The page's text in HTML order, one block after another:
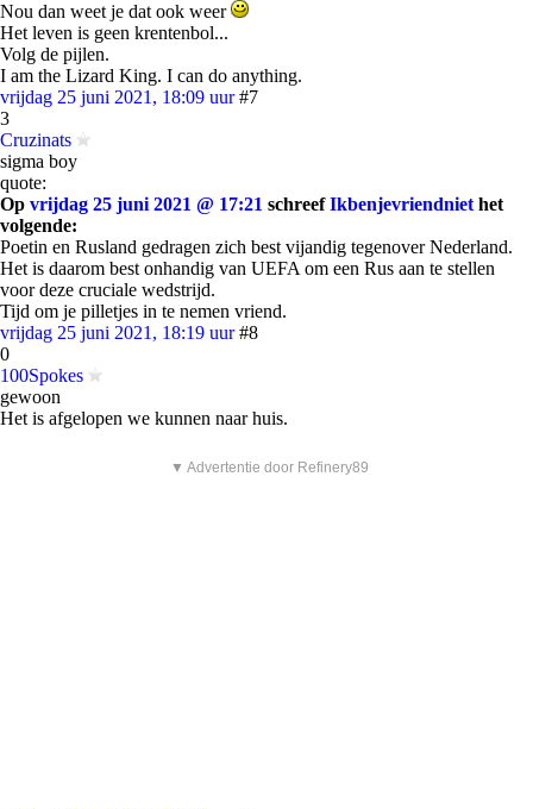
Nou dan weet je dat ook weer
Het leven is geen krentenbol...
Volg de pijlen.
I am the Lizard King. I can do anything.
vrijdag 25 juni 2021, 18:09 uur #7
3
Cruzinats
sigma boy
quote:
Op vrijdag 25 juni 2021 @ 17:21 schreefIkbenjevriendniet het
volgende:
Poetin en Rusland gedragen zich best vijandig tegenover Nederland.
Het is daarom best onhandig van UEFA om een Rus aan te stellen
voor deze cruciale wedstrijd.
Tijd om je pilletjes in te nemen vriend.
vrijdag 25 juni 2021, 18:19 uur #8
0
100Spokes
gewoon
Het is afgelopen we kunnen naar huis.
▼ Advertentie door Refinery89